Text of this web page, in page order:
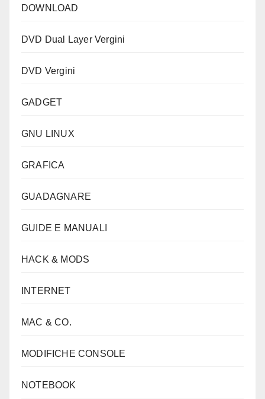
DOWNLOAD
DVD Dual Layer Vergini
DVD Vergini
GADGET
GNU LINUX
GRAFICA
GUADAGNARE
GUIDE E MANUALI
HACK & MODS
INTERNET
MAC & CO.
MODIFICHE CONSOLE
NOTEBOOK